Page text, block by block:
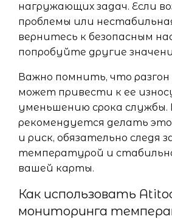
нагружающих задач. Если
проблемы или
вернитесь к безопасным
попробуйте другие
Важно помнить, что
может привести к ее
уменьшению срока
рекомендуется делать
и риск, обязательно следя
температурой и
вашей карты.
Как использовать
мониторинга